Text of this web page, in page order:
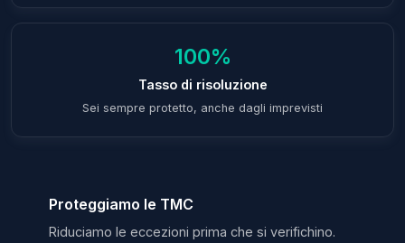
100%
Tasso di risoluzione
Sei sempre protetto, anche dagli imprevisti
Proteggiamo le TMC
Riduciamo le eccezioni prima che si verifichino.